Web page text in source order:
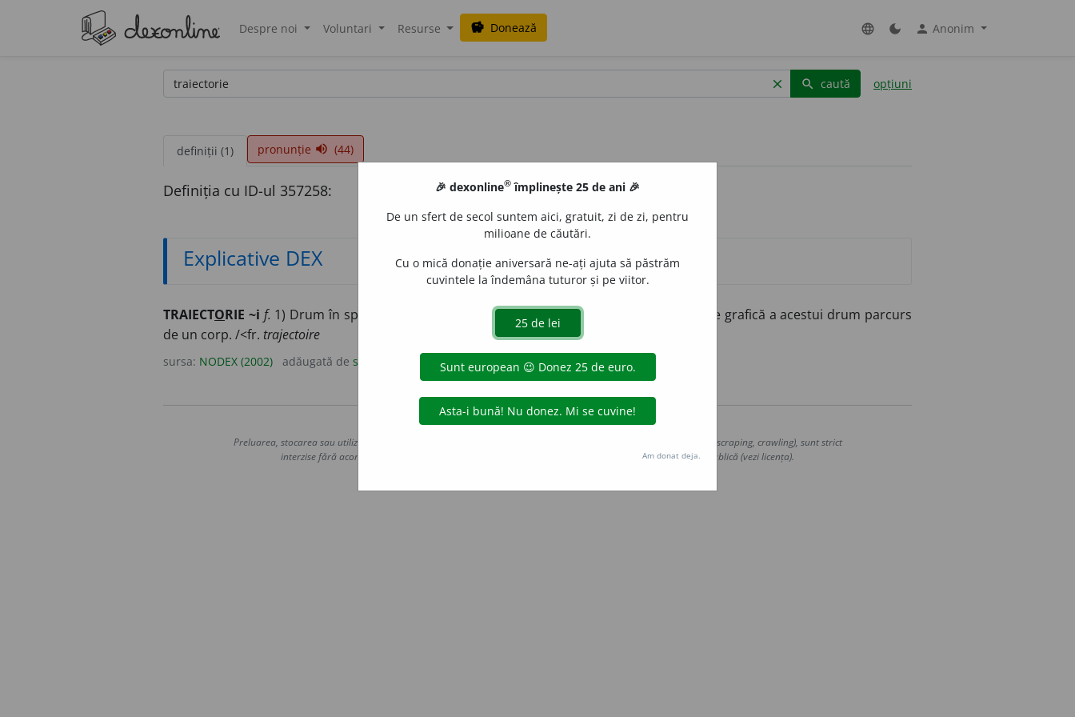
Despre noi Voluntari Resurse savings Donează language dark_mode person Anonim
clear search caută opțiuni
definiții (1) pronunție volume_up (44)
Definiția cu ID-ul 357258:
Explicative DEX
TRAIECTORIE ~i f. 1) Drum în spațiu parcurs de un corp în mișcare; traseu. 2) Reprezentare grafică a acestui drum parcurs
de un corp. /<fr. trajectoire
sursa: NODEX (2002) adăugată de siveco
Copyright © 2004-2026 dexonline (https://dexonline.ro)
Preluarea, stocarea sau utilizarea datelor de pe acest site, inclusiv prin orice metode de extragere automată (web scraping, crawling), sunt strict
interzise fără acordul nostru prealabil scris, cu excepția seturilor de date oferite oficial spre utilizare publică (vezi licența).
🎉 dexonline® împlinește 25 de ani 🎉
De un sfert de secol suntem aici, gratuit, zi de zi, pentru
milioane de căutări.
Cu o mică donație aniversară ne-ați ajuta să păstrăm
cuvintele la îndemâna tuturor și pe viitor.
Am donat deja.